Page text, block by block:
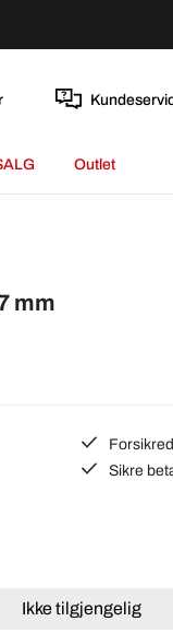
Outlet
mm
Sikre
Ikke tilgjengelig